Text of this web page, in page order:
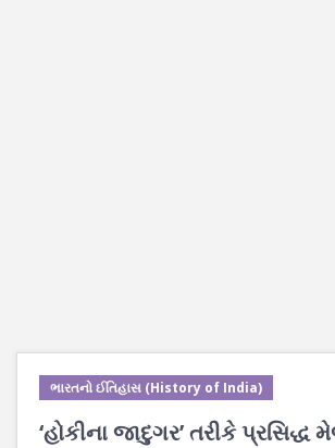
ભારતનો ઈતિહાસ (History of India)
‘હોકીના જાદુગર’ તરીકે પ્રસિદ્ધ